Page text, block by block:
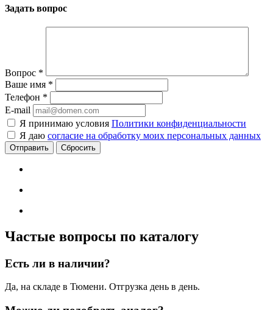
Задать вопрос
Вопрос *
Ваше имя *
Телефон *
E-mail
Я принимаю условия Политики конфиденциальности
Я даю согласие на обработку моих персональных данных
Сбросить
Частые вопросы по каталогу
Есть ли в наличии?
Да, на складе в Тюмени. Отгрузка день в день.